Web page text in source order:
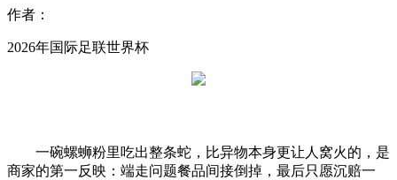
作者：
2026年国际足联世界杯
一碗螺蛳粉里吃出整条蛇，比异物本身更让人窝火的，是
商家的第一反映：端走问题餐品间接倒掉，最后只愿沉赔一